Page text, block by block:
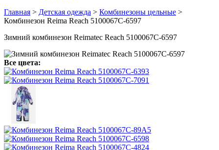
Главная > Детская одежда > Комбинезоны цельные >
Комбинезон Reima Reach 5100067C-6597
Зимний комбинезон Reimatec Reach 5100067C-6597
Все цвета: